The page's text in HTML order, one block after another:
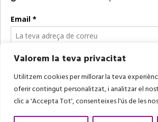
Valorem la teva privacitat
Utilitzem cookies per millorar la teva
oferir contingut personalitzat, i analitzar el
clic a 'Accepta Tot', consenteixes l'ús de les